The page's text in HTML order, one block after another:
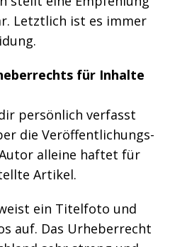
Letztlich ist es immer
für Inhalte
persönlich verfasst
die Veröffentlichungs-
alleine haftet für
Artikel.
ein Titelfoto und
auf. Das Urheberrecht